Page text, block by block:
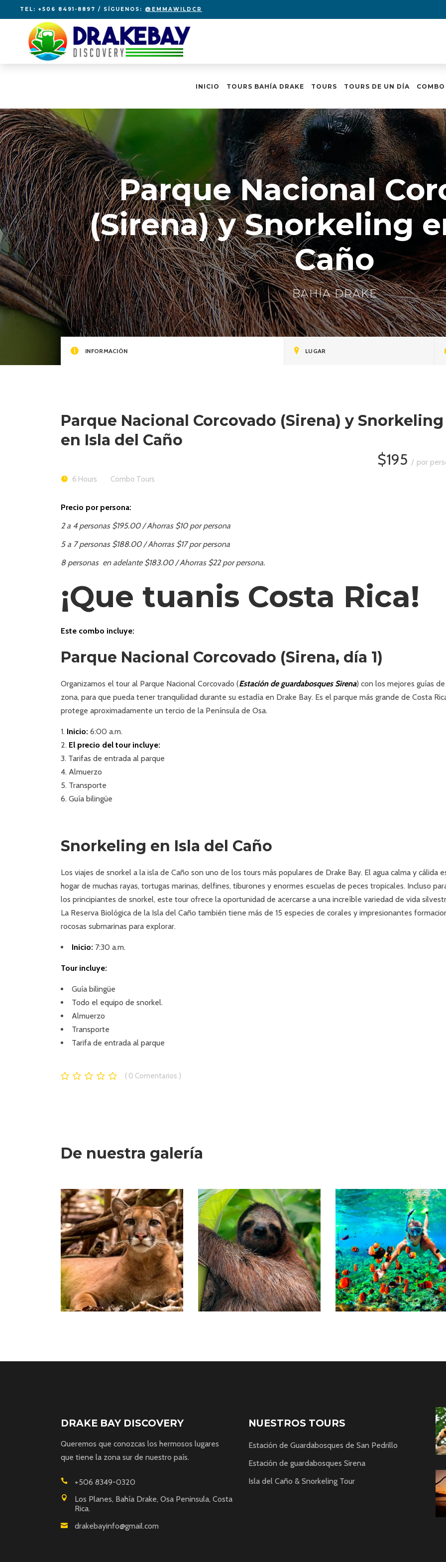
TEL: +506 8491-8897 / SÍGUENOS: @EMMAWILDCR
INICIO TOURS BAHÍA DRAKE TOURS TOURS DE UN DÍA
Parque Nacional
(Sirena) y Snorkeling
Caño
BAHÍA DRAKE
INFORMACIÓN LUGAR
Parque Nacional Corcovado (Sirena) y Snorkeling
en Isla del Caño
$195
por
6 Hours Combo Tours
Precio por persona:
2 a 4 personas $195.00 / Ahorras $10 por persona
5 a 7 personas $188.00 / Ahorras $17 por persona
8 personas en adelante $183.00 / Ahorras $22 por persona.
¡Que tuanis Costa Rica!
Este combo incluye:
Parque Nacional Corcovado (Sirena, día 1)
Organizamos el tour al Parque Nacional Corcovado (Estación de guardabosques Sirena) con los mejores guías
zona, para que pueda tener tranquilidad durante su estadía en Drake Bay. Es el parque más grande de Costa
protege aproximadamente un tercio de la Península de Osa.
Inicio: 6:00 a.m.
El precio del tour incluye:
Tarifas de entrada al parque
Almuerzo
Transporte
Guía bilingüe
Snorkeling en Isla del Caño
Los viajes de snorkel a la isla de Caño son uno de los tours más populares de Drake Bay. El agua calma y cálida
hogar de muchas rayas, tortugas marinas, delfines, tiburones y enormes escuelas de peces tropicales. Incluso
los principiantes de snorkel, este tour ofrece la oportunidad de acercarse a una increíble variedad de vida
La Reserva Biológica de la Isla del Caño también tiene más de 15 especies de corales y impresionantes
rocosas submarinas para explorar.
Inicio: 7:30 a.m.
Tour incluye:
Guía bilingüe
Todo el equipo de snorkel.
Almuerzo
Transporte
Tarifa de entrada al parque
0 Comentarios
De nuestra galería
DRAKE BAY DISCOVERY
Queremos que conozcas los hermosos lugares
que tiene la zona sur de nuestro país.
+506 8349-0320
Los Planes, Bahía Drake, Osa Peninsula, Costa
Rica.
drakebayinfo@gmail.com
NUESTROS TOURS
Estación de Guardabosques de San Pedrillo
Estación de guardabosques Sirena
Isla del Caño & Snorkeling Tour